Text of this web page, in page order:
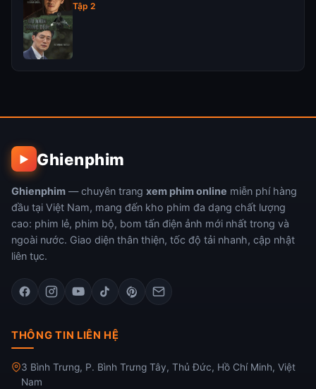
Tập 2
▶ Ghienphim
Ghienphim — chuyên trang xem phim online miễn phí hàng
đầu tại Việt Nam, mang đến kho phim đa dạng chất lượng
cao: phim lẻ, phim bộ, bom tấn điện ảnh mới nhất trong và
ngoài nước. Giao diện thân thiện, tốc độ tải nhanh, cập nhật
liên tục.
THÔNG TIN LIÊN HỆ
3 Bình Trưng, P. Bình Trưng Tây, Thủ Đức, Hồ Chí Minh, Việt
Nam